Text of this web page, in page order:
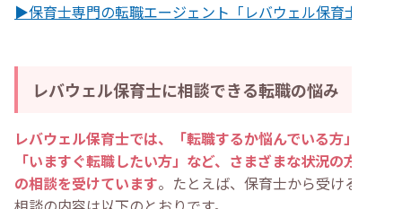
▶保育士専門の転職エージェント「レバウェル保育士」
レバウェル保育士に相談できる転職の悩み
レバウェル保育士では、「転職するか悩んでいる方」や
「いますぐ転職したい方」など、さまざまな状況の方から
の相談を受けています。たとえば、保育士から受ける転職